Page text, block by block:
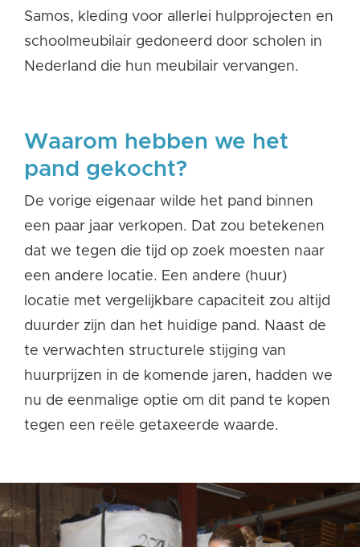
Samos, kleding voor allerlei hulpprojecten en
schoolmeubilair gedoneerd door scholen in
Nederland die hun meubilair vervangen.
Waarom hebben we het
pand gekocht?
De vorige eigenaar wilde het pand binnen
een paar jaar verkopen. Dat zou betekenen
dat we tegen die tijd op zoek moesten naar
een andere locatie. Een andere (huur)
locatie met vergelijkbare capaciteit zou altijd
duurder zijn dan het huidige pand. Naast de
te verwachten structurele stijging van
huurprijzen in de komende jaren, hadden we
nu de eenmalige optie om dit pand te kopen
tegen een reële getaxeerde waarde.